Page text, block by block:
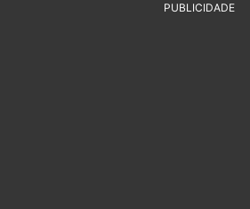
PUBLICIDADE